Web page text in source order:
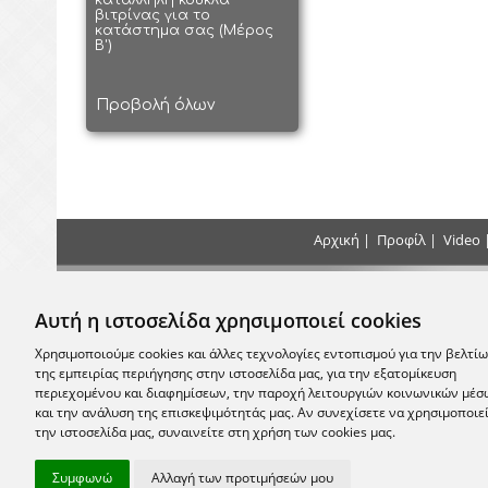
Αυτή η ιστοσελίδα χρησιμοποιεί cookies
Χρησιμοποιούμε cookies και άλλες τεχνολογίες εντοπισμού για την
της εμπειρίας περιήγησης στην ιστοσελίδα μας, για την εξατομίκευση
περιεχομένου και διαφημίσεων, την παροχή λειτουργιών κοινωνικών
και την ανάλυση της επισκεψιμότητάς μας. Αν συνεχίσετε να
την ιστοσελίδα μας, συναινείτε στη χρήση των cookies μας.
Συμφωνώ Αλλαγή των προτιμήσεών μου
βιτρίνας για το
κατάστημα σας (Μέρος
Β')
Προβολή όλων
Αρχική | Προφίλ | Video |
Κάντε τις πληρωμές σας με Κατάθεση, Κατά
την Παράδοση ή με Πιστωτική Κάρτα στο
κατάστημα μας
+30
email:
Σας